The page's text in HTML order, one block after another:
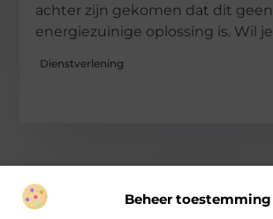
Beheer toestemming
achter zijn gekomen dat dit geen
energiezuinige oplossing is. Wil je
Dienstverlening